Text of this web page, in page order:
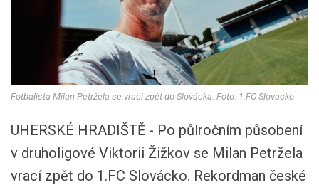
Fotbalista Milan Petržela se vrací zpět do Slovácka. Foto: 1.FC Slovácko
UHERSKÉ HRADIŠTĚ - Po půlročním působení
v druholigové Viktorii Žižkov se Milan Petržela
vrací zpět do 1.FC Slovácko. Rekordman české